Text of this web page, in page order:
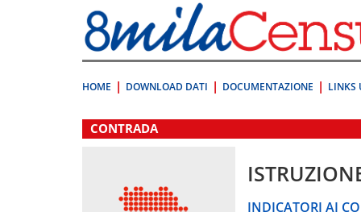
direttamente
a:
Contenuto
HOME DOWNLOAD DATI DOCUMENTAZIONE LINKS
.
CONTRADA
INDICATORI AI